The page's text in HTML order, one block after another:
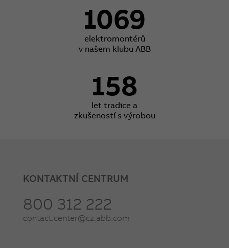
1069
elektromontérů
v našem klubu ABB
158
let tradice a
zkušeností s výrobou
KONTAKTNÍ CENTRUM
800 312 222
contact.center@cz.abb.com